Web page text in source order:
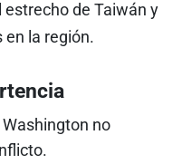
de Taiwán y
la región.
no